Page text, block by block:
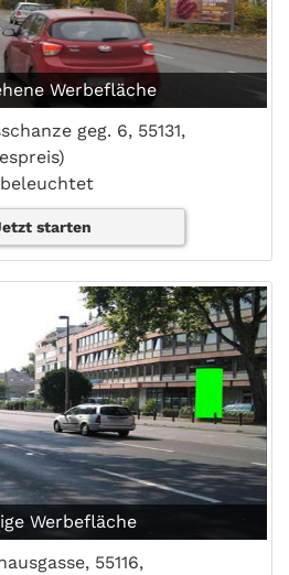
Werbefläche
geg. 6, 55131,
starten
Werbefläche
55116,